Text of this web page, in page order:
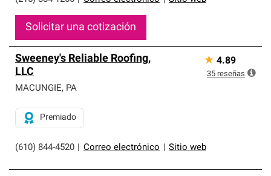
Solicitar una cotización
Sweeney's Reliable Roofing,
LLC
MACUNGIE, PA
(610) 844-4520 Correo electrónico Sitio web
Premiado
★ 4.89
35 reseñas